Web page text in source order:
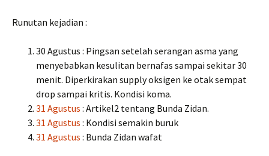
Runutan kejadian :
30 Agustus : Pingsan setelah serangan asma yang
menyebabkan kesulitan bernafas sampai sekitar 30
menit. Diperkirakan supply oksigen ke otak sempat
drop sampai kritis. Kondisi koma.
31 Agustus : Artikel2 tentang Bunda Zidan.
31 Agustus : Kondisi semakin buruk
31 Agustus : Bunda Zidan wafat